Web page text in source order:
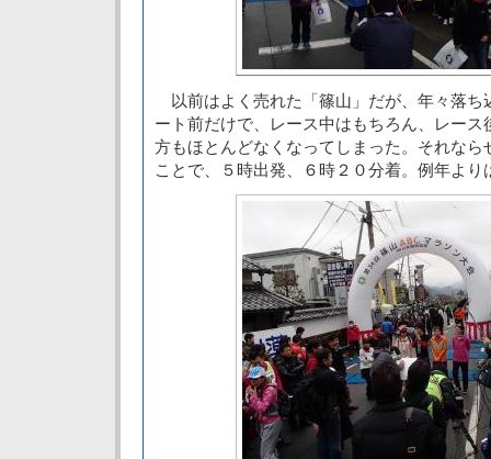
以前はよく売れた「篠山」だが、年々落ち
ート前だけで、レース中はもちろん、レー
方もほとんどなくなってしまった。それなら
ことで、５時出発、６時２０分着。例年よ